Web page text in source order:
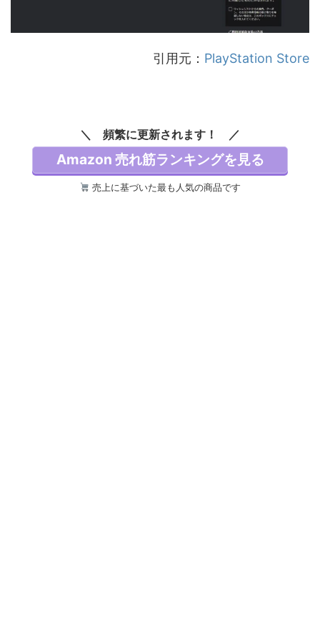
引用元： PlayStation Store
頻繁に更新されます！
Amazon 売れ筋ランキングを見る
売上に基づいた最も人気の商品です